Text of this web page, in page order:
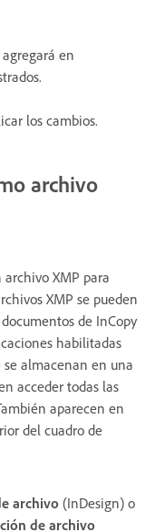
en
los cambios.
archivo
XMP para
XMP se pueden
de InCopy
habilitadas
se almacenan en una
acceder todas las
aparecen en
del cuadro de
archivo (InDesign) o
de archivo